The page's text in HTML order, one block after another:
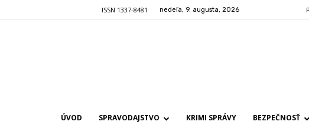
ISSN 1337-8481 nedeľa, 9. augusta, 2026
ÚVOD SPRAVODAJSTVO KRIMI SPRÁVY BEZPEČNOSŤ